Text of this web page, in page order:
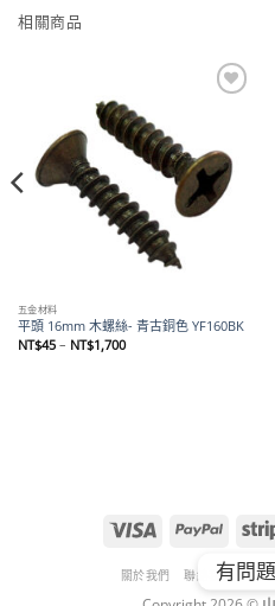
相關商品
五金材料
平頭 16mm 木螺絲- 青古銅色 YF160BK
NT$45 – NT$1,700價
格
Visa PayPal
關於我們 聯絡我們 退
有問